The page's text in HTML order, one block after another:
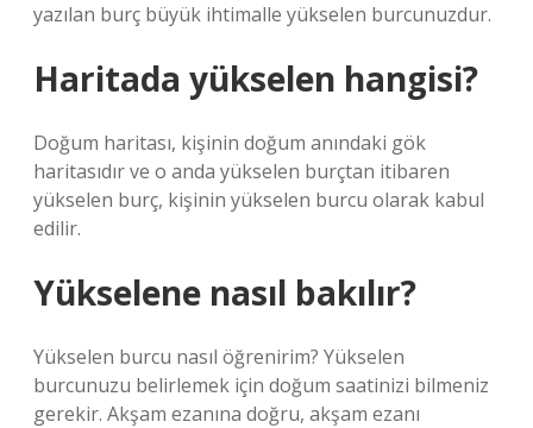
yazılan burç büyük ihtimalle yükselen burcunuzdur.
Haritada yükselen hangisi?
Doğum haritası, kişinin doğum anındaki gök
haritasıdır ve o anda yükselen burçtan itibaren
yükselen burç, kişinin yükselen burcu olarak kabul
edilir.
Yükselene nasıl bakılır?
Yükselen burcu nasıl öğrenirim? Yükselen
burcunuzu belirlemek için doğum saatinizi bilmeniz
gerekir. Akşam ezanına doğru, akşam ezanı